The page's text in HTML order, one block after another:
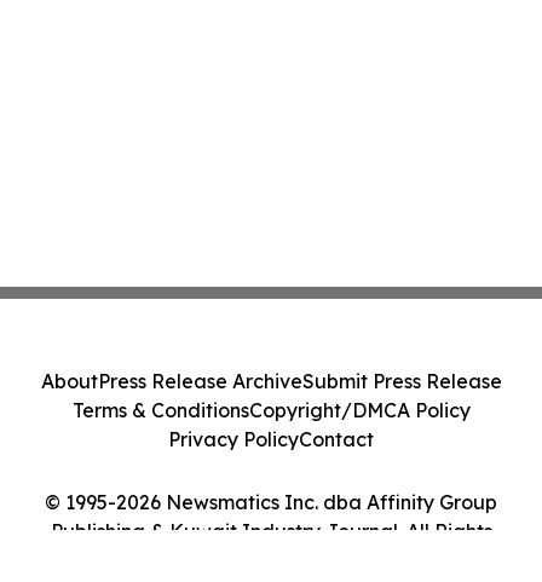
© 1995-2026 Newsmatics Inc. dba Affinity Group
Publishing & Kuwait Industry Journal. All Rights
AboutPress Release ArchiveSubmit Press Release
Terms & ConditionsCopyright/DMCA Policy
Privacy PolicyContact